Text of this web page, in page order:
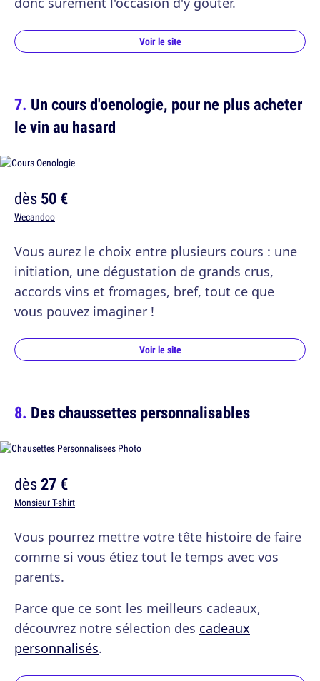
Voir le site
Un cours d'oenologie, pour ne plus acheter
le vin au hasard
dès50 €
Wecandoo
Vous aurez le choix entre plusieurs cours : une
initiation, une dégustation de grands crus,
accords vins et fromages, bref, tout ce que
vous pouvez imaginer !
Voir le site
Des chaussettes personnalisables
dès27 €
Monsieur T-shirt
Vous pourrez mettre votre tête histoire de faire
comme si vous étiez tout le temps avec vos
parents.
Parce que ce sont les meilleurs cadeaux,
découvrez notre sélection des cadeaux
personnalisés.